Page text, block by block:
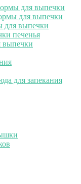
для выпечки
для выпечки
для выпечки
печенья
выпечки
для запекания